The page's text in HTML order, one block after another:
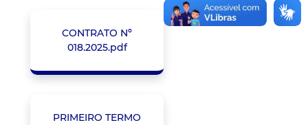
CONTRATO Nº
018.2025.pdf
PRIMEIRO TERMO